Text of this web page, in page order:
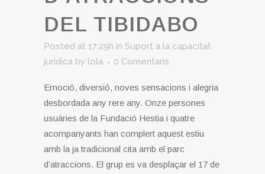
DEL TIBIDABO
Posted at 17:29h in Suport a la capacitat
jurídica by lola 0 Comentaris
Emoció, diversió, noves sensacions i alegria
desbordada any rere any. Onze persones
usuàries de la Fundació Hestia i quatre
acompanyants han complert aquest estiu
amb la ja tradicional cita amb el parc
d’atraccions. El grup es va desplaçar el 17 de